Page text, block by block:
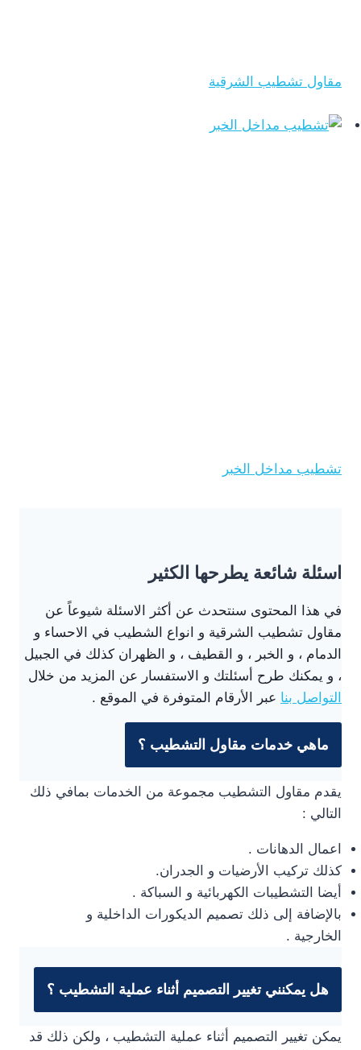
مقاول تشطيب الشرقية
تشطيب مداخل الخبر
اسئلة شائعة يطرحها الكثير
في هذا المحتوى سنتحدث عن أكثر الاسئلة شيوعاً عن
مقاول تشطيب الشرقية و انواع الشطيب في الاحساء و
الدمام ، و الخبر ، و القطيف ، و الظهران كذلك في الجبيل
، و يمكنك طرح أسئلتك و الاستفسار عن المزيد من خلال
التواصل بنا عبر الأرقام المتوفرة في الموقع .
ماهي خدمات مقاول التشطيب ؟
يقدم مقاول التشطيب مجموعة من الخدمات بمافي ذلك
التالي :
اعمال الدهانات .
كذلك تركيب الأرضيات و الجدران.
أيضا التشطيبات الكهربائية و السباكة .
بالإضافة إلى ذلك تصميم الديكورات الداخلية و
الخارجية .
هل يمكنني تغيير التصميم أثناء عملية التشطيب ؟
يمكن تغيير التصميم أثناء عملية التشطيب ، ولكن ذلك قد